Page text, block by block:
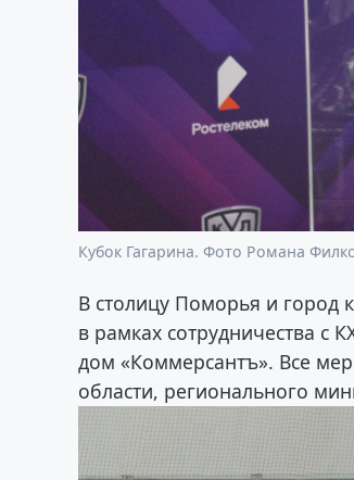
Кубок Гагарина. Фото Романа
В столицу Поморья и город
в рамках сотрудничества с
дом «Коммерсантъ». Все
области, регионального